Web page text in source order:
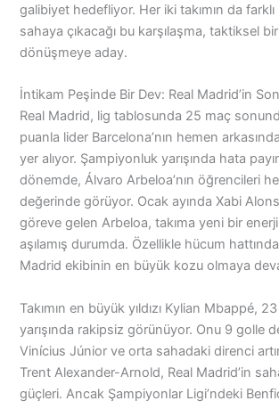
galibiyet hedefliyor. Her iki takımın da
sahaya çıkacağı bu karşılaşma, taktiksel
dönüşmeye aday.
İntikam Peşinde Bir Dev: Real Madrid’in
Real Madrid, lig tablosunda 25 maç
puanla lider Barcelona’nın hemen
yer alıyor. Şampiyonluk yarışında hata
dönemde, Álvaro Arbeloa’nın öğrencileri
değerinde görüyor. Ocak ayında Xabi
göreve gelen Arbeloa, takıma yeni bir
aşılamış durumda. Özellikle hücum
Madrid ekibinin en büyük kozu olmaya
Takımın en büyük yıldızı Kylian Mbappé,
yarışında rakipsiz görünüyor. Onu 9 golle
Vinícius Júnior ve orta sahadaki direnci
Trent Alexander-Arnold, Real Madrid’in
güçleri. Ancak Şampiyonlar Ligi’ndeki